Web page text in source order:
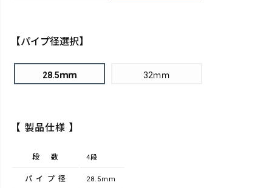
【パイプ径選択】
28.5ｍｍ 32ｍｍ
【 製品仕様 】
段数 4段
パイプ径 28.5mm